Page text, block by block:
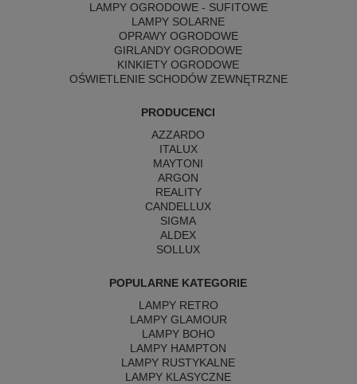
LAMPY OGRODOWE - SUFITOWE
LAMPY SOLARNE
OPRAWY OGRODOWE
GIRLANDY OGRODOWE
KINKIETY OGRODOWE
OŚWIETLENIE SCHODÓW ZEWNĘTRZNE
PRODUCENCI
AZZARDO
ITALUX
MAYTONI
ARGON
REALITY
CANDELLUX
SIGMA
ALDEX
SOLLUX
POPULARNE KATEGORIE
LAMPY RETRO
LAMPY GLAMOUR
LAMPY BOHO
LAMPY HAMPTON
LAMPY RUSTYKALNE
LAMPY KLASYCZNE